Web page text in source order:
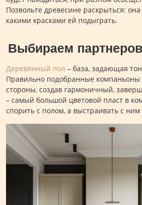
Позвольте древесине раскрыться:
какими красками ей подыграть.
Выбираем
Деревянный пол – база, задающая
Правильно подобранные компаньоны
стороны, создав гармоничный,
– самый большой цветовой пласт в
спорить с полом, а выстраивать с ним